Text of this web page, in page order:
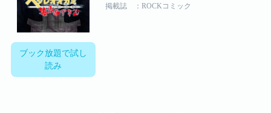
ブック放題で試し
読み
掲載誌 ：ROCKコミック